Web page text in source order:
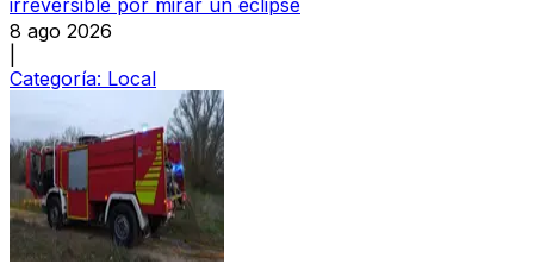
8 ago 2026
Categoría: Local